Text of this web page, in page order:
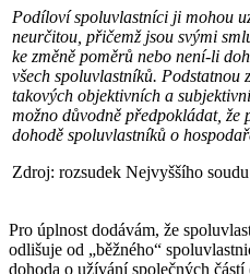
Podíloví spoluvlastníci ji mohou
neurčitou, přičemž jsou svými
ke změně poměrů nebo není-li
všech spoluvlastníků. Podstatnou
takových objektivních a
možno důvodně předpokládat,
dohodě spoluvlastníků o
Zdroj: rozsudek Nejvyššího
Pro úplnost dodávám, že
odlišuje od „běžného“
dohoda o užívání společných částí